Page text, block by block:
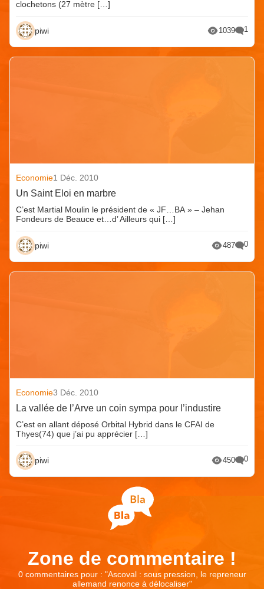
clochetons (27 mètre […]
piwi 1039 1
Economie1 Déc. 2010
Un Saint Eloi en marbre
C’est Martial Moulin le président de « JF…BA » – Jehan
Fondeurs de Beauce et…d’ Ailleurs qui […]
piwi 487 0
Economie3 Déc. 2010
La vallée de l’Arve un coin sympa pour l’industire
C’est en allant déposé Orbital Hybrid dans le CFAI de
Thyes(74) que j’ai pu apprécier […]
piwi 450 0
Zone de commentaire !
0 commentaires pour : "Ascoval : sous pression, le repreneur
allemand renonce à délocaliser"